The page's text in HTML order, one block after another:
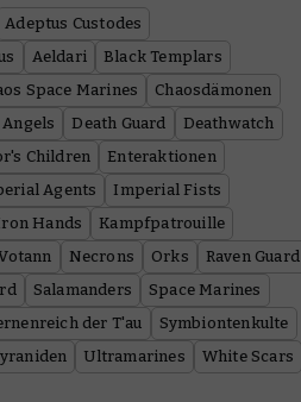
Adeptus Custodes
Aeldari
Black Templars
Space Marines
Chaosdämonen
Death Guard
Deathwatch
Children
Enteraktionen
Agents
Imperial Fists
Hands
Kampfpatrouille
Necrons Orks
Raven Guard
Salamanders
Space Marines
der T'au
Symbiontenkulte
Ultramarines
White Scars